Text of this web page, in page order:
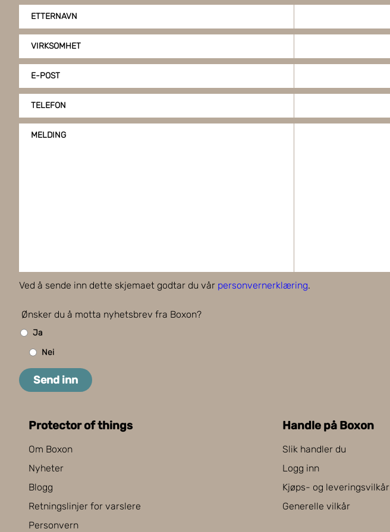
ETTERNAVN
VIRKSOMHET
E-POST
TELEFON
MELDING
Ved å sende inn dette skjemaet godtar du vår personvernerklæring.
Ønsker du å motta nyhetsbrev fra Boxon?
Ja
Nei
Send inn
Protector of things
Om Boxon
Nyheter
Blogg
Retningslinjer for varslere
Personvern
Handle på Boxon
Slik handler du
Logg inn
Kjøps- og leveringsvilkår
Generelle vilkår